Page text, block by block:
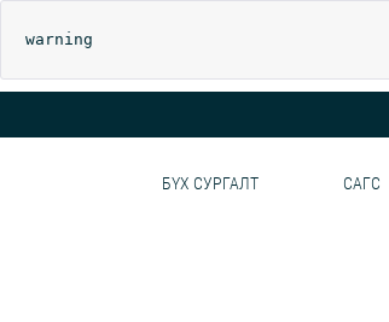
warning
БҮХ СУРГАЛТ САГС